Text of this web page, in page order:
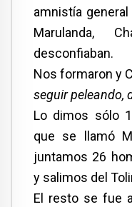
amnistía
Marulanda,
desconfiaban.
Nos formaron y
seguir peleando,
Lo dimos sólo
que se llamó
juntamos 26
y salimos del
El resto se fue